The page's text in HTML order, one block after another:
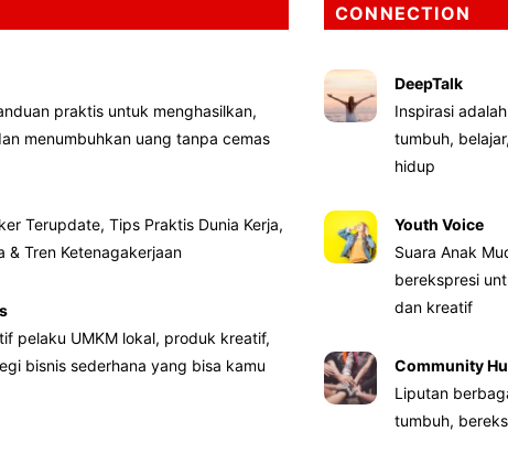
praktis untuk menghasilkan,
menumbuhkan uang tanpa cemas
Terupdate, Tips Praktis Dunia Kerja,
& Tren Ketenagakerjaan
pelaku UMKM lokal, produk kreatif,
bisnis sederhana yang bisa kamu
CONNECTION
DeepTalk
Inspirasi
tumbuh,
hidup
Youth Voice
Suara Anak
berekspresi
dan kreatif
Community
Liputan
tumbuh,